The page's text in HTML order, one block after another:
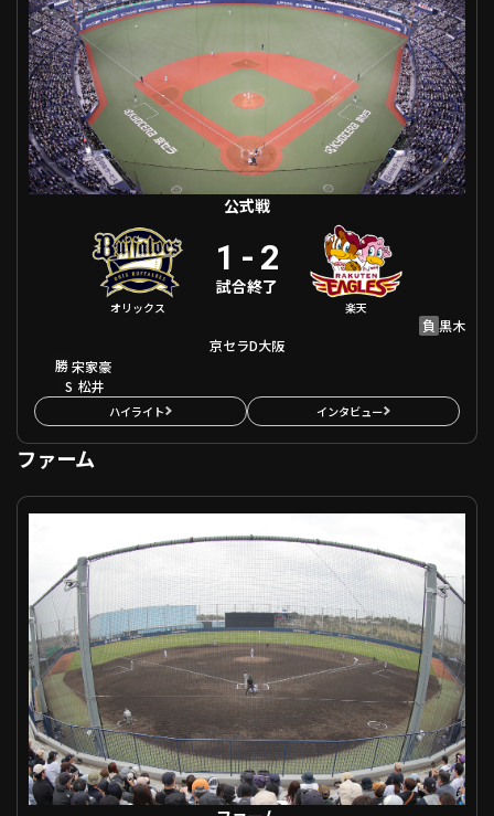
公式戦
オリックス
1 - 2
試合終了
楽天
負 黒木
京セラD大阪
勝宋家豪
S 松井
ハイライト インタビュー
ファーム
ファーム オリックス VS 福岡ソフトバンク